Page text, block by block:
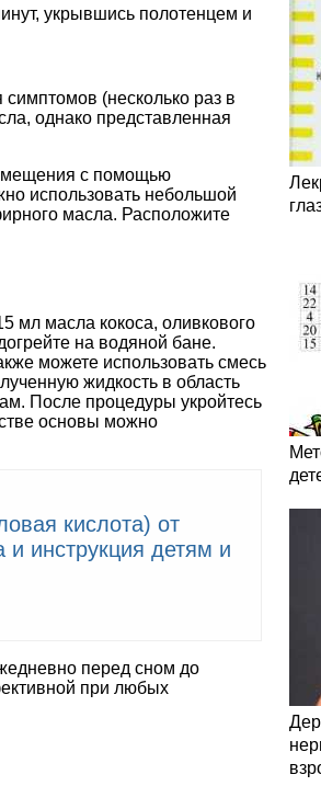
укрывшись полотенцем и
(несколько раз в
однако представленная
с помощью
использовать небольшой
масла. Расположите
мл масла кокоса, оливкового
на водяной бане.
можете использовать смесь
жидкость в область
После процедуры укройтесь
основы можно
кислота) от
и инструкция детям и
перед сном до
при любых